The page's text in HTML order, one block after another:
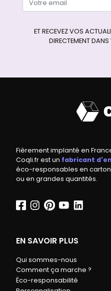
ET RECEVEZ VOS
DIRECTEMENT
Fièrement implanté en
Coqli.fr est un fabricant
éco-responsables en
ou en grandes quantités.
EN SAVOIR PLUS
Qui sommes-nous
Comment ça marche ?
Éco-responsabilité